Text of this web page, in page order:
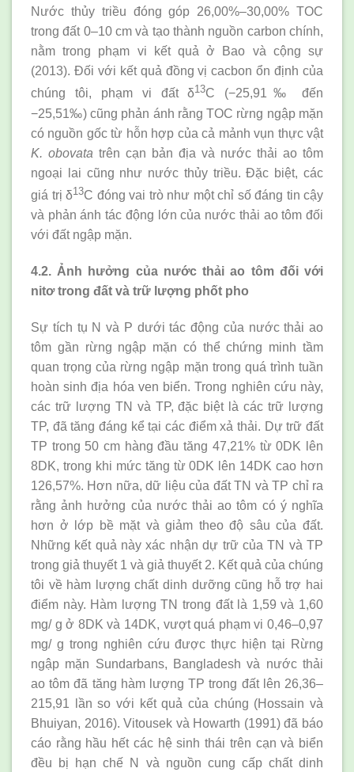
Nước thủy triều đóng góp 26,00%–30,00% TOC
trong đất 0–10 cm và tạo thành nguồn carbon chính,
nằm trong phạm vi kết quả ở Bao và cộng sự
(2013). Đối với kết quả đồng vị cacbon ổn định của
chúng tôi, phạm vi đất δ13C (−25,91‰ đến
−25,51‰) cũng phản ánh rằng TOC rừng ngập mặn
có nguồn gốc từ hỗn hợp của cả mảnh vụn thực vật
K. obovata trên cạn bản địa và nước thải ao tôm
ngoại lai cũng như nước thủy triều. Đặc biệt, các
giá trị δ13C đóng vai trò như một chỉ số đáng tin cậy
và phản ánh tác động lớn của nước thải ao tôm đối
với đất ngập mặn.
4.2. Ảnh hưởng của nước thải ao tôm đối với
nitơ trong đất và trữ lượng phốt pho
Sự tích tụ N và P dưới tác động của nước thải ao
tôm gần rừng ngập mặn có thể chứng minh tầm
quan trọng của rừng ngập mặn trong quá trình tuần
hoàn sinh địa hóa ven biển. Trong nghiên cứu này,
các trữ lượng TN và TP, đặc biệt là các trữ lượng
TP, đã tăng đáng kể tại các điểm xả thải. Dự trữ đất
TP trong 50 cm hàng đầu tăng 47,21% từ 0DK lên
8DK, trong khi mức tăng từ 0DK lên 14DK cao hơn
126,57%. Hơn nữa, dữ liệu của đất TN và TP chỉ ra
rằng ảnh hưởng của nước thải ao tôm có ý nghĩa
hơn ở lớp bề mặt và giảm theo độ sâu của đất.
Những kết quả này xác nhận dự trữ của TN và TP
trong giả thuyết 1 và giả thuyết 2. Kết quả của chúng
tôi về hàm lượng chất dinh dưỡng cũng hỗ trợ hai
điểm này. Hàm lượng TN trong đất là 1,59 và 1,60
mg/ g ở 8DK và 14DK, vượt quá phạm vi 0,46–0,97
mg/ g trong nghiên cứu được thực hiện tại Rừng
ngập mặn Sundarbans, Bangladesh và nước thải
ao tôm đã tăng hàm lượng TP trong đất lên 26,36–
215,91 lần so với kết quả của chúng (Hossain và
Bhuiyan, 2016). Vitousek và Howarth (1991) đã báo
cáo rằng hầu hết các hệ sinh thái trên cạn và biển
đều bị hạn chế N và nguồn cung cấp chất dinh